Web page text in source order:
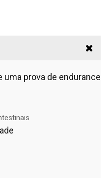
prova de endurance